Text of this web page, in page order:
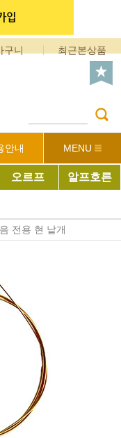
구니 최근본상품
안내 MENU
오르프 알프호른
전용 현 낱개